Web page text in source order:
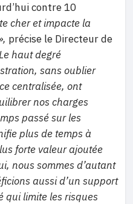
contre 10
cher et impacte la
précise le Directeur de
haut degré
sans oublier
centralisée, ont
nos charges
passé sur les
plus de temps à
forte valeur ajoutée
nous sommes d’autant
aussi d’un support
qui limite les risques